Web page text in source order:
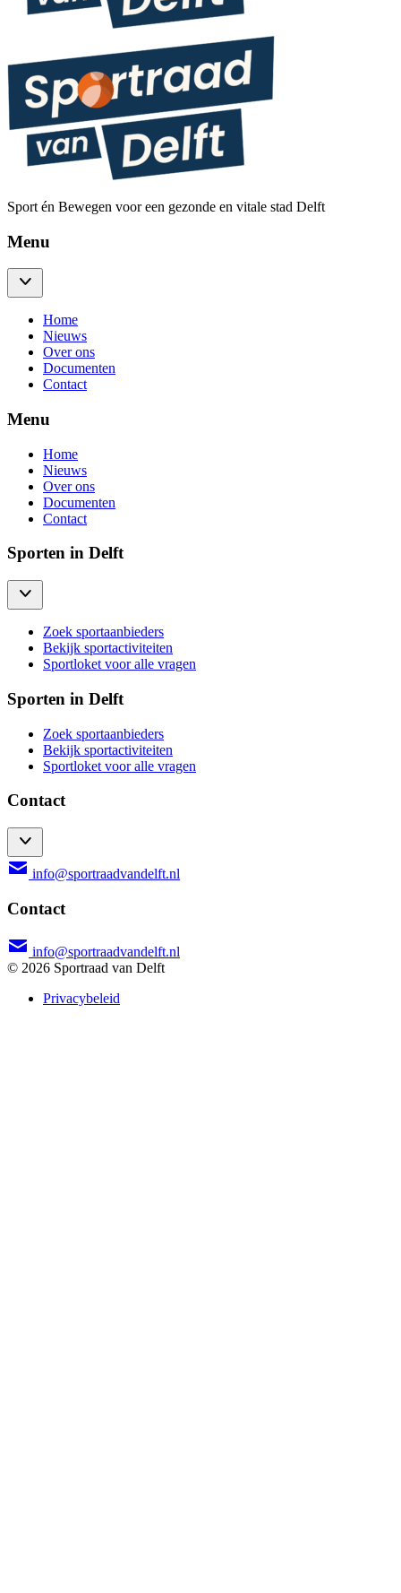
Sport én Bewegen voor een gezonde en vitale stad Delft
Menu
Home
Nieuws
Over ons
Documenten
Contact
Menu
Home
Nieuws
Over ons
Documenten
Contact
Sporten in Delft
Zoek sportaanbieders
Bekijk sportactiviteiten
Sportloket voor alle vragen
Sporten in Delft
Zoek sportaanbieders
Bekijk sportactiviteiten
Sportloket voor alle vragen
Contact
info@sportraadvandelft.nl
Contact
info@sportraadvandelft.nl
© 2026 Sportraad van Delft
Privacybeleid